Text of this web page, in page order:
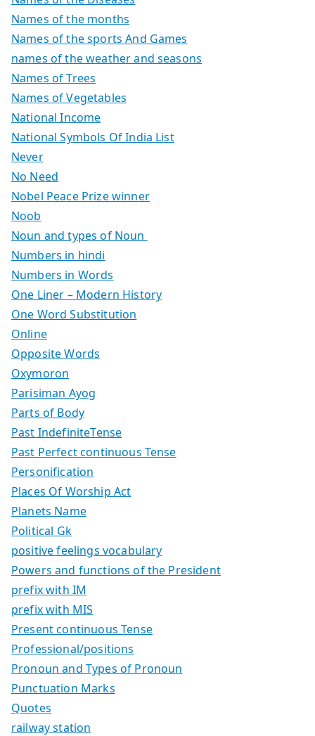
Names of the months
Names of the sports And Games
names of the weather and seasons
Names of Trees
Names of Vegetables
National Income
National Symbols Of India List
Never
No Need
Nobel Peace Prize winner
Noob
Noun and types of Noun
Numbers in hindi
Numbers in Words
One Liner – Modern History
One Word Substitution
Online
Opposite Words
Oxymoron
Parisiman Ayog
Parts of Body
Past IndefiniteTense
Past Perfect continuous Tense
Personification
Places Of Worship Act
Planets Name
Political Gk
positive feelings vocabulary
Powers and functions of the President
prefix with IM
prefix with MIS
Present continuous Tense
Professional/positions
Pronoun and Types of Pronoun
Punctuation Marks
Quotes
railway station